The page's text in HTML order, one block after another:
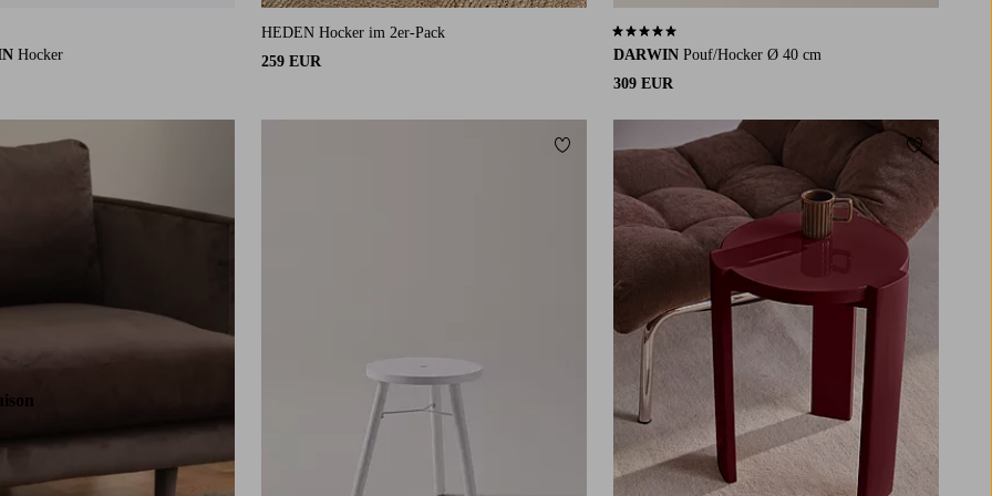
Hocker
22 Bewertungen
HEDEN Hocker im 2er-Pack
259 EUR
DARWIN Pouf/Hocker Ø 40 cm
309 EUR
4,8 basierend auf 18 Bewertungen
Zu Favoriten hinzufügen Zu